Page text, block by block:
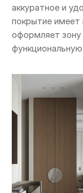
аккуратное и
покрытие имеет
оформляет
расширяют
его
формируют
атмосферу.